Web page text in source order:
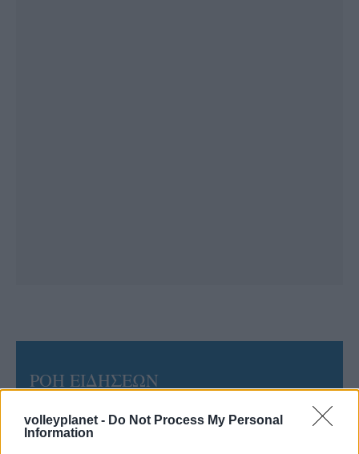
volleyplanet - Do Not Process My Personal
Information
ΡΟΗ ΕΙΔΗΣΕΩΝ
06/08/2026
Το πάλεψε μέχρι τέλους η Εθνική γυναικών κόντρα